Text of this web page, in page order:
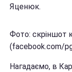
Яценюк.
Фото: скріншот
(facebook.com/
Нагадаємо, в